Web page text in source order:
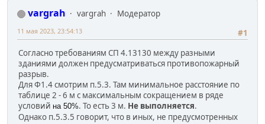
vargrah vargrah
Модератор
#1
11 мая 2023, 23:54:13
Согласно требованиям СП 4.13130 между разными
зданиями должен предусматриваться противопожарный
разрыв.
Для Ф1.4 смотрим п.5.3. Там минимальное расстояние по
таблице 2 - 6 м с максимальным сокращением в ряде
условий на 50%. То есть 3 м. Не выполняется.
Однако п.5.3.5 говорит, что в иных, не предусмотренных